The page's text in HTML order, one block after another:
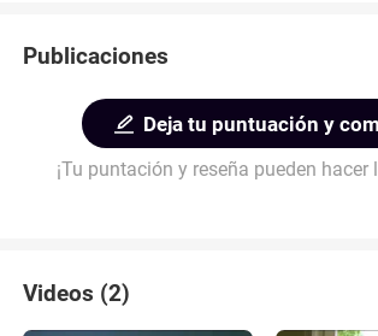
Publicaciones
Deja tu puntuación y
¡Tu puntación y reseña pueden hacer
Videos (2)